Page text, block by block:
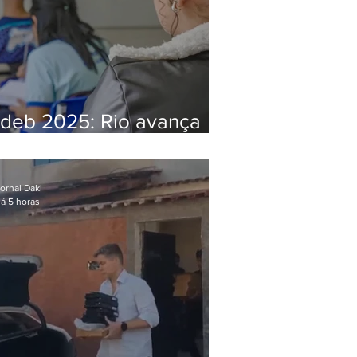
2025: Rio avança
da média nacional
Daki
5 horas